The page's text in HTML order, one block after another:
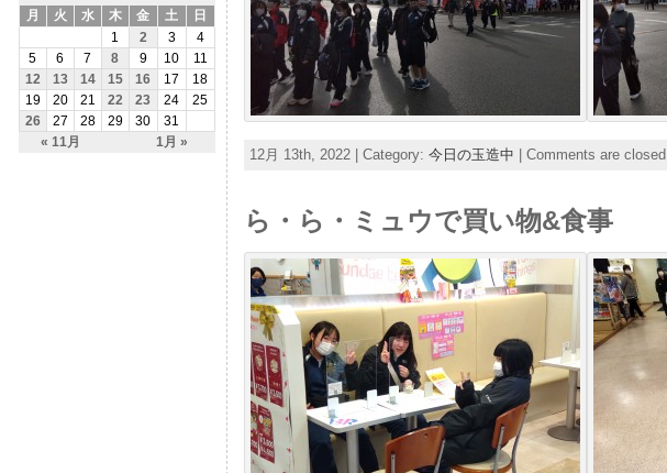
月
火 水 木 金 土 日
« 11月 1月 »
1 2 3
4
5
6 7 8 9 10
11
12
13 14 15 16 17
18
19
20 21 22 23 24
25
26
27 28 29 30 31
12月 13th, 2022 | Category: 今日の玉造中 | Comments are closed
ら・ら・ミュウで買い物&食事